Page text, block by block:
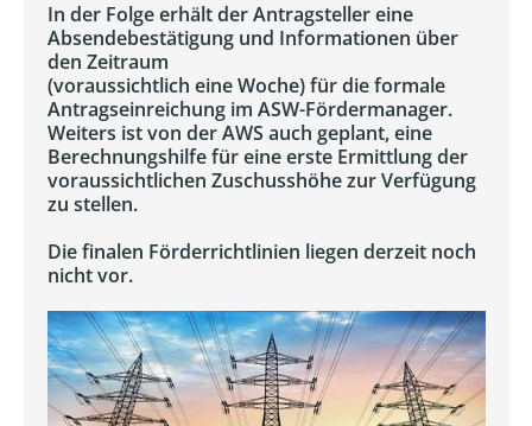
In der Folge erhält der Antragsteller eine
Absendebestätigung und Informationen über
den Zeitraum
(voraussichtlich eine Woche) für die formale
Antragseinreichung im ASW-Fördermanager.
Weiters ist von der AWS auch geplant, eine
Berechnungshilfe für eine erste Ermittlung der
voraussichtlichen Zuschusshöhe zur Verfügung
zu stellen.
Die finalen Förderrichtlinien liegen derzeit noch
nicht vor.